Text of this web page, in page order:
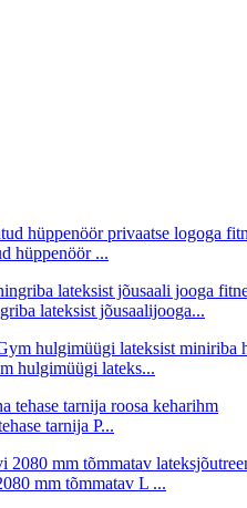
hüppenöör ...
lateksist jõusaalijooga...
hulgimüügi lateks...
tarnija P...
mm tõmmatav L ...